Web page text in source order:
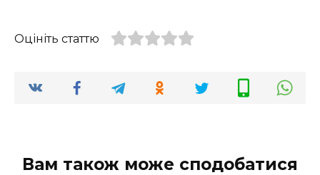
Оцініть статтю
Вам також може сподобатися